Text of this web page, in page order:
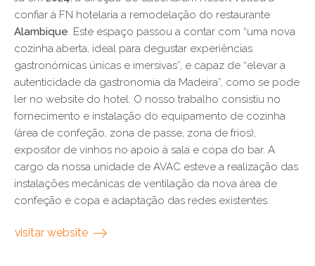
confiar à FN hotelaria a remodelação do restaurante
Alambique . Este espaço passou a contar com “uma nova
cozinha aberta, ideal para degustar experiências
gastronómicas únicas e imersivas”, e capaz de “elevar a
autenticidade da gastronomia da Madeira”, como se pode
ler no website do hotel. O nosso trabalho consistiu no
fornecimento e instalação do equipamento de cozinha
(área de confeção, zona de passe, zona de frios),
expositor de vinhos no apoio à sala e copa do bar. A
cargo da nossa unidade de AVAC esteve a realização das
instalações mecânicas de ventilação da nova área de
confeção e copa e adaptação das redes existentes.
visitar website